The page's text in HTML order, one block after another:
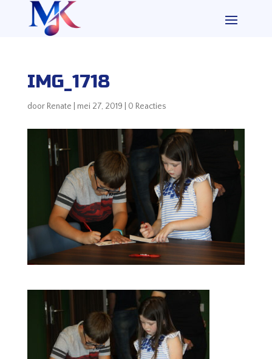
IMG_1718
door Renate mei 27, 2019 0 Reacties